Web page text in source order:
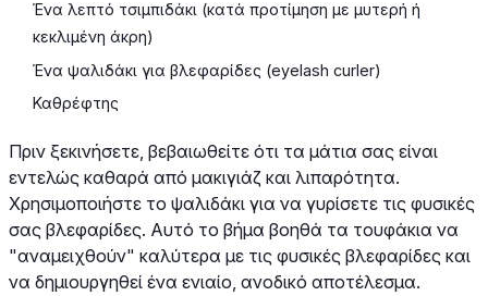
Ένα λεπτό τσιμπιδάκι (κατά προτίμηση με μυτερή ή
κεκλιμένη άκρη)
Ένα ψαλιδάκι για βλεφαρίδες (eyelash curler)
Καθρέφτης
Πριν ξεκινήσετε, βεβαιωθείτε ότι τα μάτια σας είναι
εντελώς καθαρά από μακιγιάζ και λιπαρότητα.
Χρησιμοποιήστε το ψαλιδάκι για να γυρίσετε τις φυσικές
σας βλεφαρίδες. Αυτό το βήμα βοηθά τα τουφάκια να
"αναμειχθούν" καλύτερα με τις φυσικές βλεφαρίδες και
να δημιουργηθεί ένα ενιαίο, ανοδικό αποτέλεσμα.